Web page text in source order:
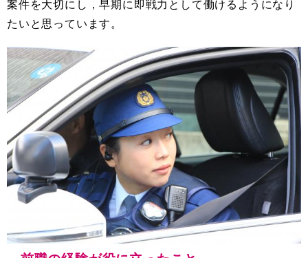
案件を大切にし，早期に即戦力として働けるようになり
たいと思っています。